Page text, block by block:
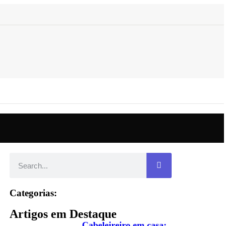
Categorias:
Artigos em Destaque